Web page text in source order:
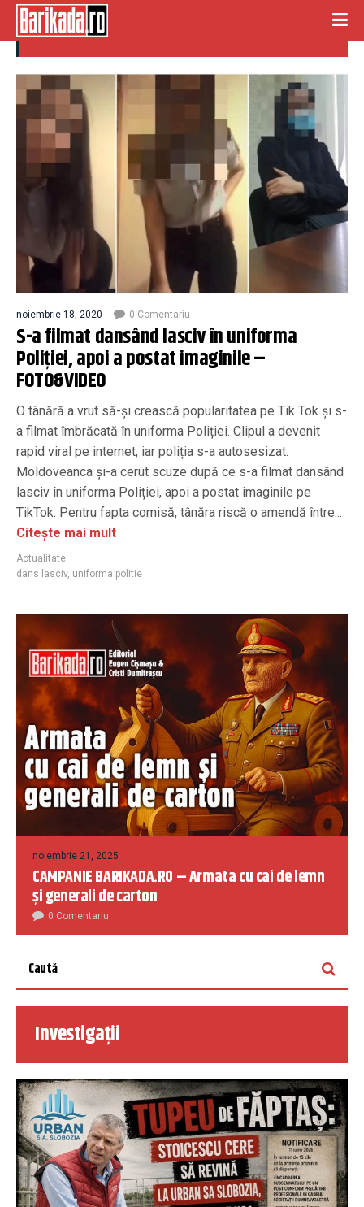
dans lasciv
noiembrie 18, 2020 0 Comentariu
S-a filmat dansând lasciv în uniforma
Poliției, apoi a postat imaginile –
FOTO&VIDEO
O tânără a vrut să-și crească popularitatea pe Tik Tok și s-
a filmat îmbrăcată în uniforma Poliției. Clipul a devenit
rapid viral pe internet, iar poliția s-a autosesizat.
Moldoveanca și-a cerut scuze după ce s-a filmat dansând
lasciv în uniforma Poliției, apoi a postat imaginile pe
TikTok. Pentru fapta comisă, tânăra riscă o amendă între...
Citește mai mult
Actualitate
dans lasciv, uniforma politie
noiembrie 21, 2025
CAMPANIE BARIKADA.RO – Armata cu cai de lemn
și generali de carton
0 Comentariu
Investigații